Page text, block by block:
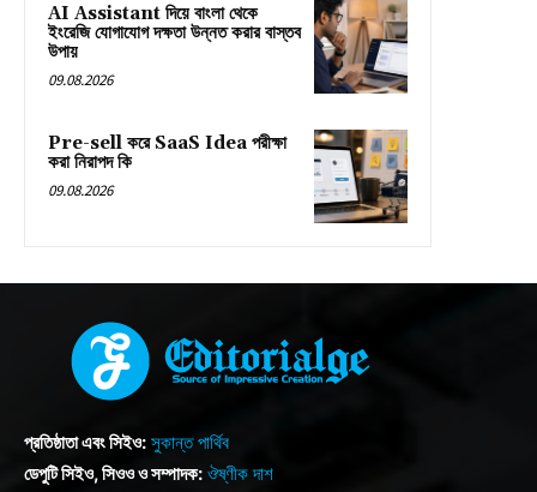
AI Assistant দিয়ে বাংলা থেকে
ইংরেজি যোগাযোগ দক্ষতা উন্নত করার বাস্তব
উপায়
09.08.2026
Pre-sell করে SaaS Idea পরীক্ষা
করা নিরাপদ কি
09.08.2026
প্রতিষ্ঠাতা এবং সিইও: সুকান্ত পার্থিব
ডেপুটি সিইও, সিওও ও সম্পাদক: ঔষ্ণীক দাশ